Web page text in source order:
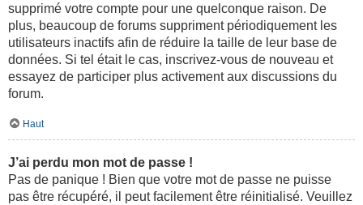
supprimé votre compte pour une quelconque raison. De
plus, beaucoup de forums suppriment périodiquement les
utilisateurs inactifs afin de réduire la taille de leur base de
données. Si tel était le cas, inscrivez-vous de nouveau et
essayez de participer plus activement aux discussions du
forum.
Haut
J’ai perdu mon mot de passe !
Pas de panique ! Bien que votre mot de passe ne puisse
pas être récupéré, il peut facilement être réinitialisé. Veuillez